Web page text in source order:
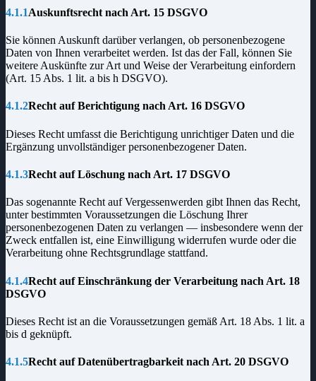
4.1.1Auskunftsrecht nach Art. 15 DSGVO
Sie können Auskunft darüber verlangen, ob personenbezogene
Daten von Ihnen verarbeitet werden. Ist das der Fall, können Sie
weitere Auskünfte zur Art und Weise der Verarbeitung einfordern
(Art. 15 Abs. 1 lit. a bis h DSGVO).
4.1.2Recht auf Berichtigung nach Art. 16 DSGVO
Dieses Recht umfasst die Berichtigung unrichtiger Daten und die
Ergänzung unvollständiger personenbezogener Daten.
4.1.3Recht auf Löschung nach Art. 17 DSGVO
Das sogenannte Recht auf Vergessenwerden gibt Ihnen das Recht,
unter bestimmten Voraussetzungen die Löschung Ihrer
personenbezogenen Daten zu verlangen — insbesondere wenn der
Zweck entfallen ist, eine Einwilligung widerrufen wurde oder die
Verarbeitung ohne Rechtsgrundlage stattfand.
4.1.4Recht auf Einschränkung der Verarbeitung nach Art. 18
DSGVO
Dieses Recht ist an die Voraussetzungen gemäß Art. 18 Abs. 1 lit. a
bis d geknüpft.
4.1.5Recht auf Datenübertragbarkeit nach Art. 20 DSGVO